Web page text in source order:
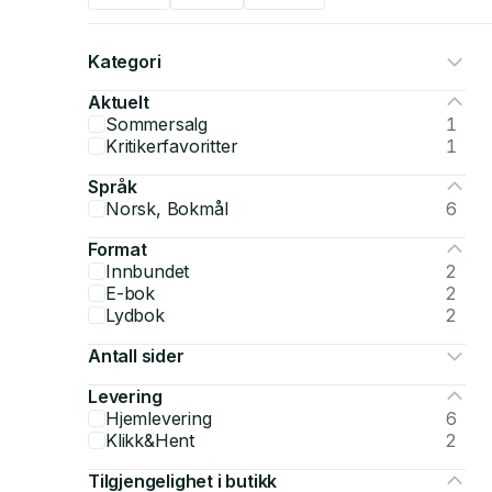
Kategori
Aktuelt
Sommersalg
1
Kritikerfavoritter
1
Språk
Norsk, Bokmål
6
Format
Innbundet
2
E-bok
2
Lydbok
2
Antall sider
Levering
Hjemlevering
6
Klikk&Hent
2
Tilgjengelighet i butikk